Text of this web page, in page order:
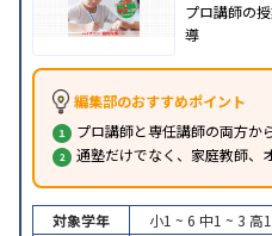
プロ講師の
導
編集部のおすすめポイント
プロ講師と専任講師の両方か
通塾だけでなく、家庭教師、
対象学年 小1 ~ 6 中1 ~ 3 高